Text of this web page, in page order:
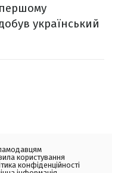
український
користування
конфіденційності